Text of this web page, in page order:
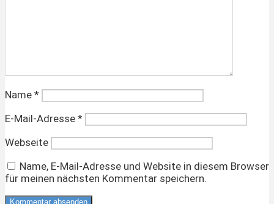
Name *
E-Mail-Adresse *
Webseite
Name, E-Mail-Adresse und Website in diesem Browser
für meinen nächsten Kommentar speichern.